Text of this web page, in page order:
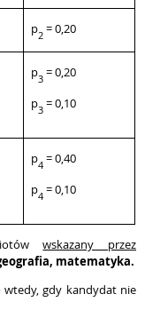
p2 = 0,20
p3 = 0,20
p3 = 0,10
p4 = 0,40
p4 = 0,10
wskazany przez
matematyka.
gdy kandydat nie